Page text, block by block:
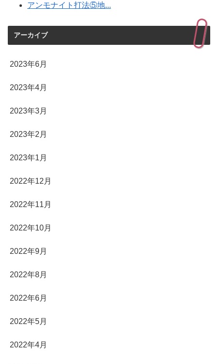
アンモナイト打法⑤地...
アーカイブ
2023年6月
2023年4月
2023年3月
2023年2月
2023年1月
2022年12月
2022年11月
2022年10月
2022年9月
2022年8月
2022年6月
2022年5月
2022年4月